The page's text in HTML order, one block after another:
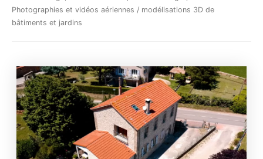
Photographies et vidéos aériennes / modélisations 3D de
bâtiments et jardins